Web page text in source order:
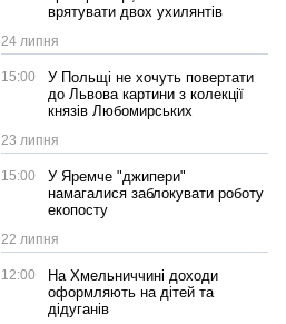
врятувати двох ухилянтів
24 липня
15:00
У Польщі не хочуть повертати
до Львова картини з колекції
князів Любомирських
23 липня
15:00
У Яремче "джипери"
намагалися заблокувати роботу
екопосту
22 липня
12:00
На Хмельниччині доходи
оформляють на дітей та
дідуганів